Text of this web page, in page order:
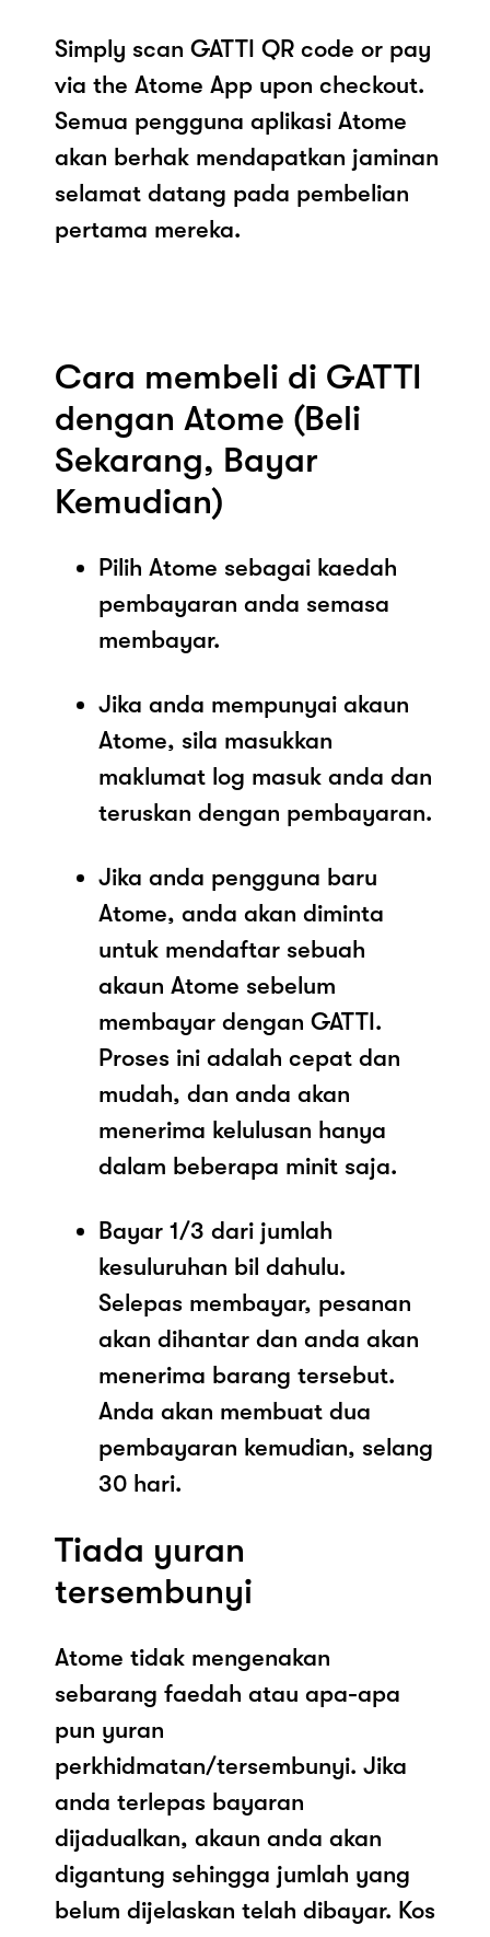
Simply scan GATTI QR code or pay
via the Atome App upon checkout.
Semua pengguna aplikasi Atome
akan berhak mendapatkan jaminan
selamat datang pada pembelian
pertama mereka.
Cara membeli di GATTI
dengan Atome (Beli
Sekarang, Bayar
Kemudian)
Pilih Atome sebagai kaedah
pembayaran anda semasa
membayar.
Jika anda mempunyai akaun
Atome, sila masukkan
maklumat log masuk anda dan
teruskan dengan pembayaran.
Jika anda pengguna baru
Atome, anda akan diminta
untuk mendaftar sebuah
akaun Atome sebelum
membayar dengan GATTI.
Proses ini adalah cepat dan
mudah, dan anda akan
menerima kelulusan hanya
dalam beberapa minit saja.
Bayar 1/3 dari jumlah
kesuluruhan bil dahulu.
Selepas membayar, pesanan
akan dihantar dan anda akan
menerima barang tersebut.
Anda akan membuat dua
pembayaran kemudian, selang
30 hari.
Tiada yuran
tersembunyi
Atome tidak mengenakan
sebarang faedah atau apa-apa
pun yuran
perkhidmatan/tersembunyi. Jika
anda terlepas bayaran
dijadualkan, akaun anda akan
digantung sehingga jumlah yang
belum dijelaskan telah dibayar. Kos